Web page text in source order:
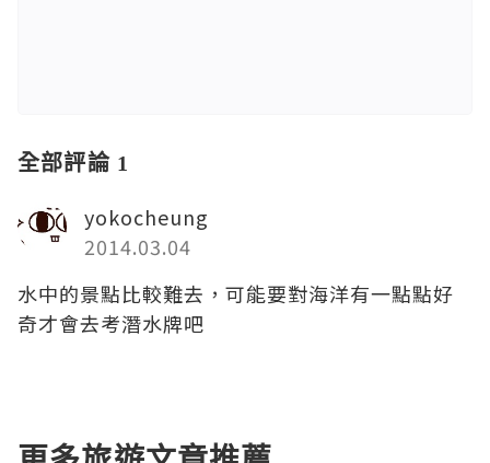
全部評論 1
yokocheung
2014.03.04
水中的景點比較難去，可能要對海洋有一點點好
奇才會去考潛水牌吧